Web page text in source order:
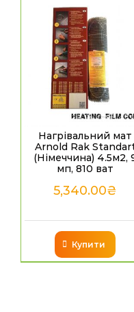
Нагрівальний мат
Arnold Rak
(Німеччина) 4.5м2,
мп, 810 ват
5,340.00₴
Купити